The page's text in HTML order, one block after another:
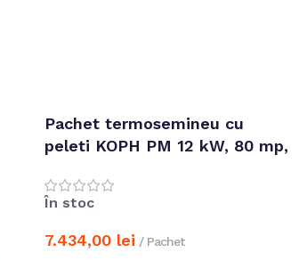
Pachet termosemineu cu
peleti KOPH PM 12 kW, 80 mp,
fum ⌀80 mm, pompa
recirculare si vas expansiune
incorporate, Bordo
În stoc
7.434,00 lei / Pachet